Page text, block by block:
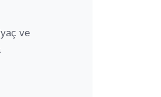
ve